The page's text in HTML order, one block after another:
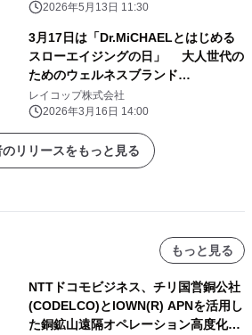
2026年5月13日 11:30
3月17日は「Dr.MiCHAELとはじめる
スローエイジングの日」 大人世代の
ためのウェルネスブランド
【Dr.MiCHAEL】 -ドクターマイケル-
レイコップ株式会社
2026年3月16日 14:00
リリースをもっと見る
もっと見る
NTTドコモビジネス、チリ国営銅公社
(CODELCO)とIOWN(R) APNを活用し
た銅鉱山遠隔オペレーション高度化に